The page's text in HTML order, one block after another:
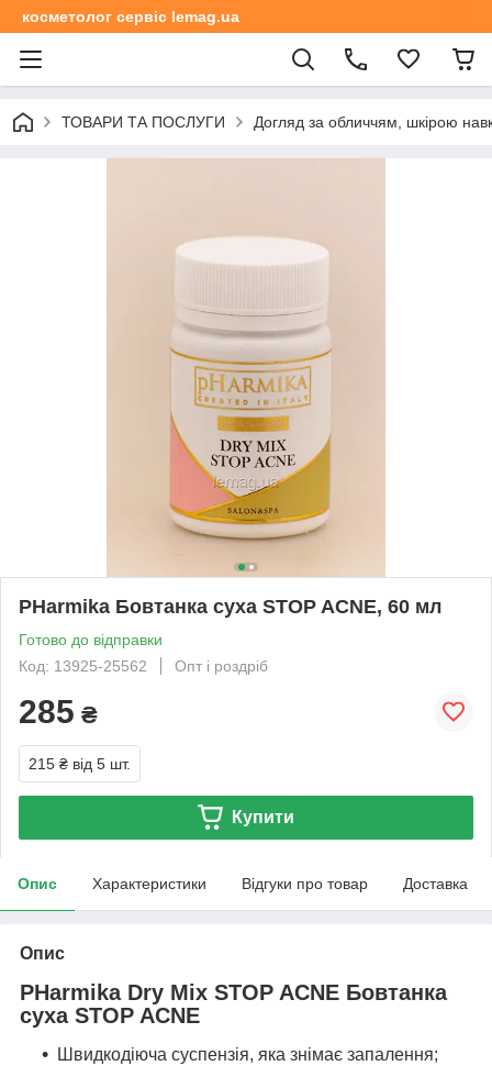
косметолог сервіс lemag.ua
ТОВАРИ ТА ПОСЛУГИ Догляд за обличчям, шкірою
PHarmika Бовтанка суха STOP ACNE, 60 мл
Готово до відправки
Код: 13925-25562
Опт і роздріб
285 ₴
215 ₴ від 5 шт.
Купити
Опис Характеристики Відгуки про товар Доставка
Опис
PHarmika Dry Mix STOP ACNE Бовтанка
суха STOP ACNE
Швидкодіюча суспензія, яка знімає запалення;